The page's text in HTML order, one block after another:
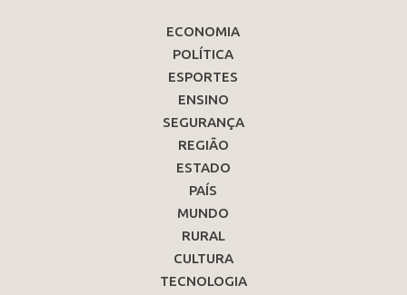
ECONOMIA
POLÍTICA
ESPORTES
ENSINO
SEGURANÇA
REGIÃO
ESTADO
PAÍS
MUNDO
RURAL
CULTURA
TECNOLOGIA